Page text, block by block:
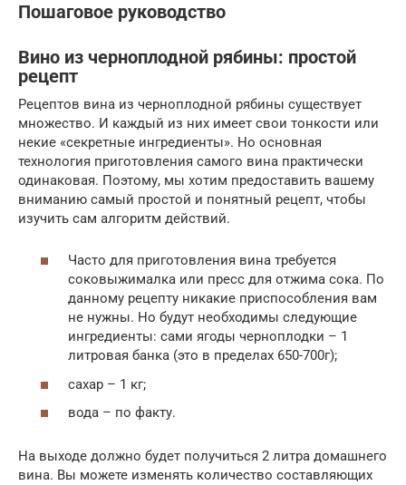
Пошаговое руководство
Вино из черноплодной рябины: простой
рецепт
Рецептов вина из черноплодной рябины существует
множество. И каждый из них имеет свои тонкости или
некие «секретные ингредиенты». Но основная
технология приготовления самого вина практически
одинаковая. Поэтому, мы хотим предоставить вашему
вниманию самый простой и понятный рецепт, чтобы
изучить сам алгоритм действий.
Часто для приготовления вина требуется
соковыжималка или пресс для отжима сока. По
данному рецепту никакие приспособления вам
не нужны. Но будут необходимы следующие
ингредиенты: сами ягоды черноплодки – 1
литровая банка (это в пределах 650-700г);
сахар – 1 кг;
вода – по факту.
На выходе должно будет получиться 2 литра домашнего
вина. Вы можете изменять количество составляющих